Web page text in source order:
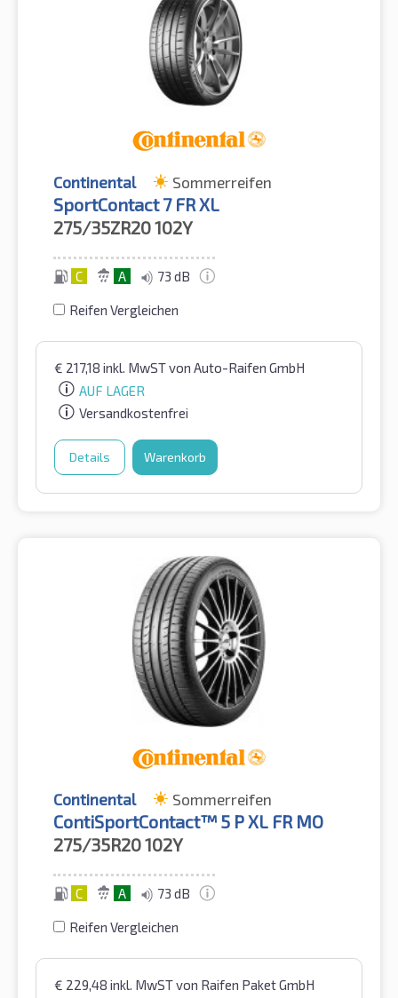
Continental Sommerreifen
SportContact 7 FR XL
275/35ZR20102Y
C A 73 dB
Reifen Vergleichen
€ 217,18 inkl. MwSTvon Auto-Raifen GmbH
AUF LAGER
Versandkostenfrei
Details Warenkorb
Continental Sommerreifen
ContiSportContact™ 5 P XL FR MO
275/35R20102Y
C A 73 dB
Reifen Vergleichen
€ 229,48 inkl. MwSTvon Raifen Paket GmbH